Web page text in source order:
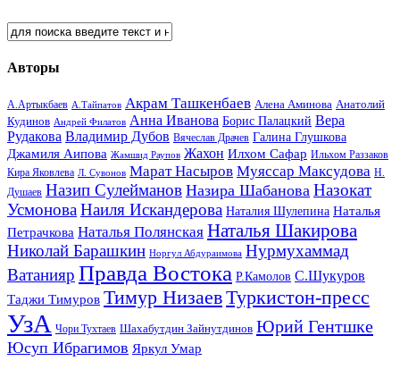
Авторы
А.Артыкбаев А.Тайпатов Акрам Ташкенбаев Алена Аминова Анатолий
Кудинов Андрей Филатов Анна Иванова Борис Палацкий Вера
Рудакова Владимир Дубов Вячеслав Драчев Галина Глушкова
Джамиля Аипова Жамшид Раупов Жахон Илхом Сафар Ильхом Раззаков
Кира Яковлева Л. Сувонов Марат Насыров Муяссар Максудова Н.
Душаев Назип Сулейманов Назира Шабанова Назокат
УсмоноваНаиля Искандерова Наталия Шулепина Наталья
Петрачкова Наталья Полянская Наталья Шакирова
Николай Барашкин Норгул Абдураимова Нурмухаммад
Ватанияр Правда Востока Р.Камолов С.Шукуров
Таджи Тимуров Тимур НизаевТуркистон-пресс
УзА Чори Тухтаев Шахабутдин Зайнутдинов Юрий Гентшке
Юсуп Ибрагимов Яркул Умар